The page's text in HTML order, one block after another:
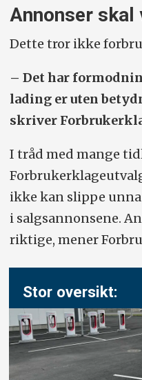
Annonser
Dette tror ikke
– Det har
lading er uten
skriver
I tråd med mange
ikke kan slippe
i salgsannonsene.
riktige, mener
Stor oversikt: